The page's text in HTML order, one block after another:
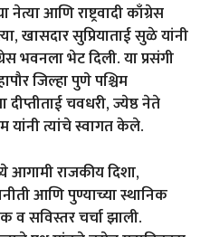
आणि राष्ट्रवादी काँग्रेस
खासदार सुप्रियाताई सुळे यांनी
भवनला भेट दिली. या प्रसंगी
जिल्हा पुणे पश्चिम
दीप्तीताई चवधरी, ज्येष्ठ नेते
त्यांचे स्वागत केले.
आगामी राजकीय दिशा,
आणि पुण्याच्या स्थानिक
व सविस्तर चर्चा झाली.